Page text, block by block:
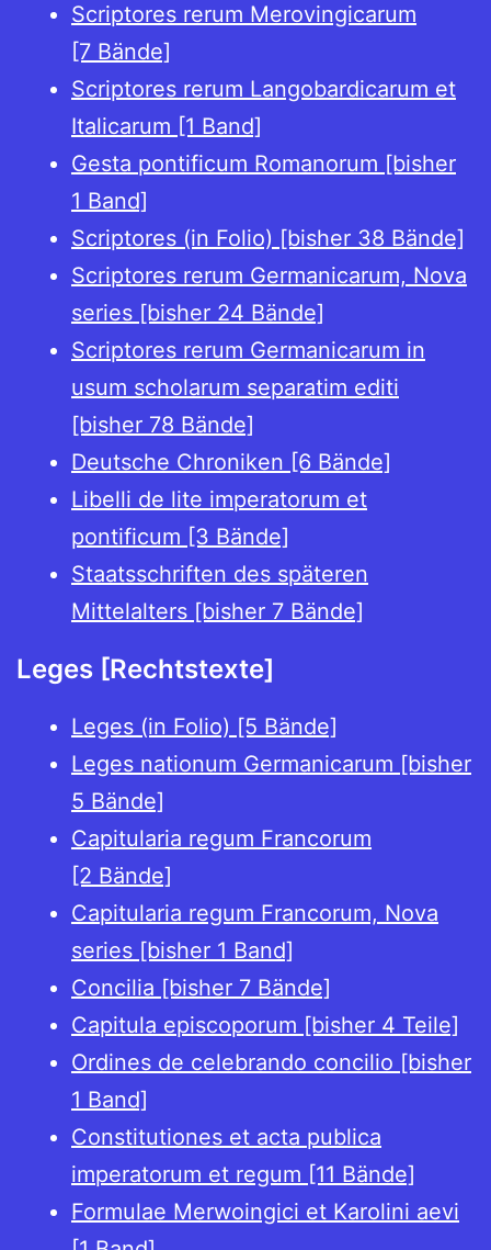
Scriptores rerum Merovingicarum
[7 Bände]
Scriptores rerum Langobardicarum et
Italicarum [1 Band]
Gesta pontificum Romanorum [bisher
1 Band]
Scriptores (in Folio) [bisher 38 Bände]
Scriptores rerum Germanicarum, Nova
series [bisher 24 Bände]
Scriptores rerum Germanicarum in
usum scholarum separatim editi
[bisher 78 Bände]
Deutsche Chroniken [6 Bände]
Libelli de lite imperatorum et
pontificum [3 Bände]
Staatsschriften des späteren
Mittelalters [bisher 7 Bände]
Leges [Rechtstexte]
Leges (in Folio) [5 Bände]
Leges nationum Germanicarum [bisher
5 Bände]
Capitularia regum Francorum
[2 Bände]
Capitularia regum Francorum, Nova
series [bisher 1 Band]
Concilia [bisher 7 Bände]
Capitula episcoporum [bisher 4 Teile]
Ordines de celebrando concilio [bisher
1 Band]
Constitutiones et acta publica
imperatorum et regum [11 Bände]
Formulae Merwoingici et Karolini aevi